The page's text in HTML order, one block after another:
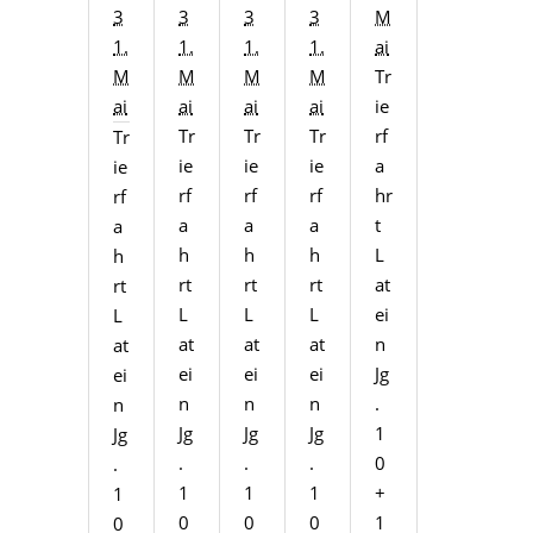
3
1.
M
ai
Tr
ie
rf
a
h
rt
L
at
ei
n
Jg
.
1
0
3
1.
M
ai
Tr
ie
rf
a
h
rt
L
at
ei
n
Jg
.
1
0
3
1.
M
ai
Tr
ie
rf
a
h
rt
L
at
ei
n
Jg
.
1
0
3
1.
M
ai
Tr
ie
rf
a
h
rt
L
at
ei
n
Jg
.
1
0
M
ai
Tr
ie
rf
a
hr
t
L
at
ei
n
Jg
.
1
0
+
1